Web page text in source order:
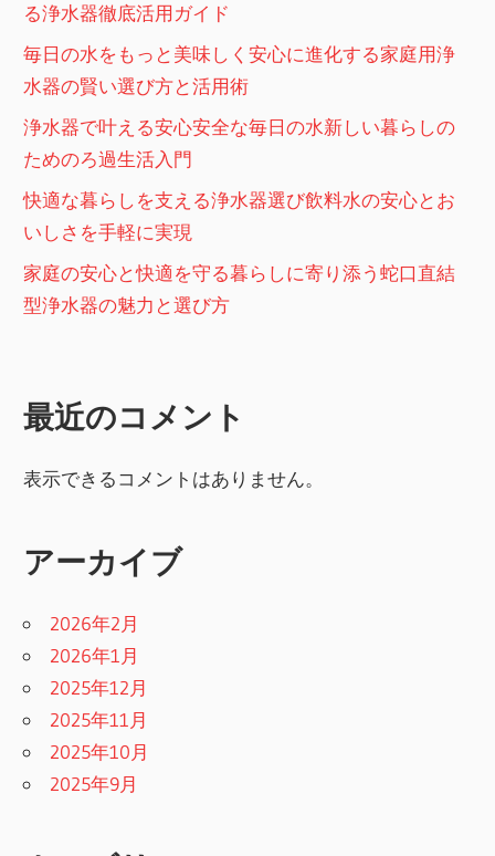
る浄水器徹底活用ガイド
毎日の水をもっと美味しく安心に進化する家庭用浄
水器の賢い選び方と活用術
浄水器で叶える安心安全な毎日の水新しい暮らしの
ためのろ過生活入門
快適な暮らしを支える浄水器選び飲料水の安心とお
いしさを手軽に実現
家庭の安心と快適を守る暮らしに寄り添う蛇口直結
型浄水器の魅力と選び方
最近のコメント
表示できるコメントはありません。
アーカイブ
2026年2月
2026年1月
2025年12月
2025年11月
2025年10月
2025年9月